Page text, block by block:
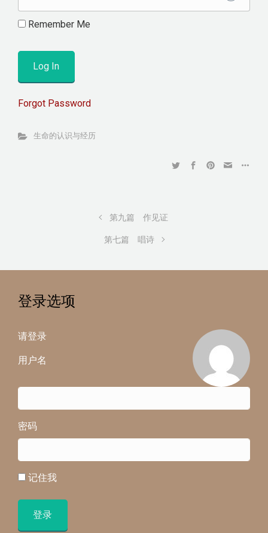
Remember Me
Forgot Password
生命的认识与经历
第九篇 作见证
第七篇 唱诗
登录选项
请登录
用户名
密码
记住我